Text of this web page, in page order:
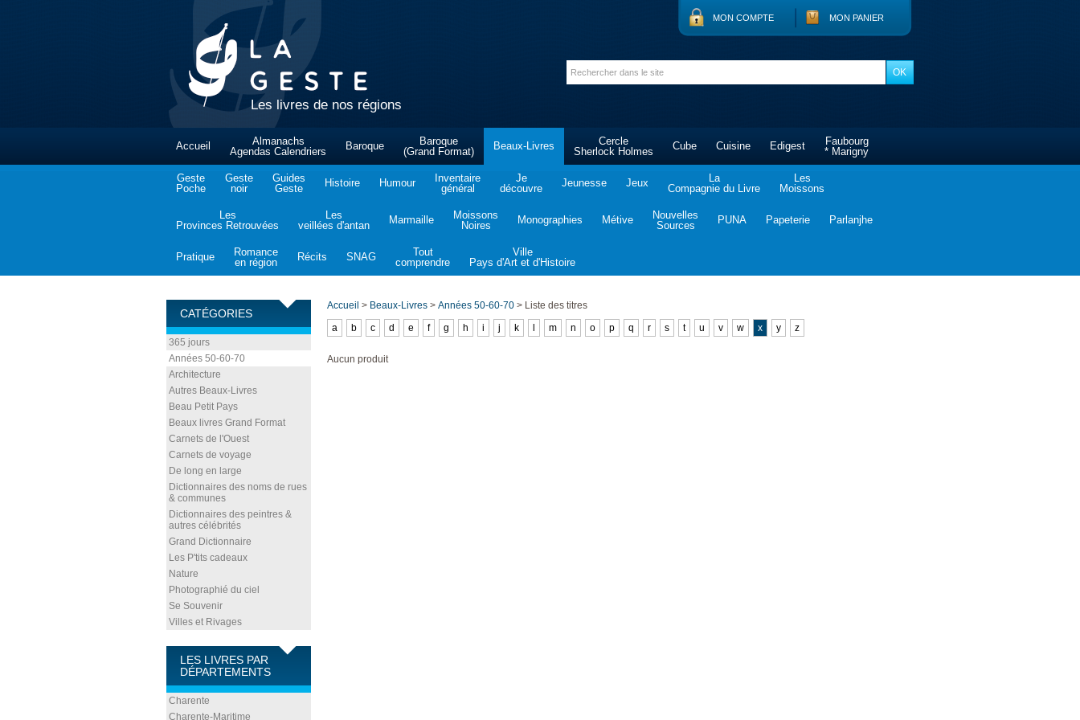
Les livres de nos régions
MON COMPTE MON PANIER
Accueil
Almanachs
Agendas Calendriers
Baroque
Baroque
(Grand Format)
Beaux-Livres
Cercle
Sherlock Holmes
Cube Cuisine Edigest
Faubourg
* Marigny
Geste
Poche
Geste
noir
Guides
Geste
Histoire Humour
Inventaire
général
Je
découvre
Jeunesse Jeux
La
Compagnie du Livre
Les
Moissons
Les
Provinces Retrouvées
Les
veillées d'antan
Marmaille
Moissons
Noires
Monographies Métive
Nouvelles
Sources
PUNA Papeterie Parlanjhe
Pratique
Romance
en région
Récits SNAG
Tout
comprendre
Ville
Pays d'Art et d'Histoire
CATÉGORIES
365 jours
Années 50-60-70
Architecture
Autres Beaux-Livres
Beau Petit Pays
Beaux livres Grand Format
Carnets de l'Ouest
Carnets de voyage
De long en large
Dictionnaires des noms de rues
& communes
Dictionnaires des peintres &
autres célébrités
Grand Dictionnaire
Les P'tits cadeaux
Nature
Photographié du ciel
Se Souvenir
Villes et Rivages
LES LIVRES PAR
DÉPARTEMENTS
Charente
Charente-Maritime
Accueil > Beaux-Livres > Années 50-60-70 > Liste des titres
a
b c d e f g h i j k m n o p q r s t u v w x y z
Aucun produit